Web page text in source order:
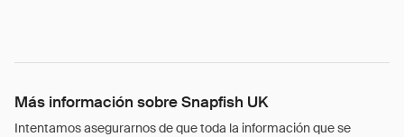
Más información sobre Snapfish UK
Intentamos asegurarnos de que toda la información que se